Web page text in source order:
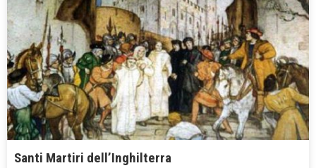
Santi Martiri dell’Inghilterra